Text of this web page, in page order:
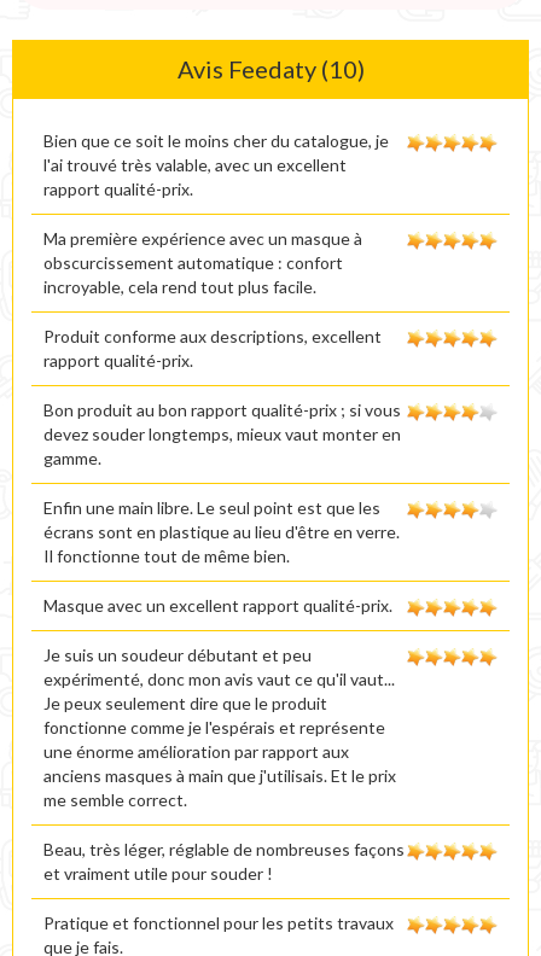
Avis Feedaty (10)
Bien que ce soit le moins cher du catalogue, je
l'ai trouvé très valable, avec un excellent
rapport qualité-prix.
Ma première expérience avec un masque à
obscurcissement automatique : confort
incroyable, cela rend tout plus facile.
Produit conforme aux descriptions, excellent
rapport qualité-prix.
Bon produit au bon rapport qualité-prix ; si vous
devez souder longtemps, mieux vaut monter en
gamme.
Enfin une main libre. Le seul point est que les
écrans sont en plastique au lieu d'être en verre.
Il fonctionne tout de même bien.
Masque avec un excellent rapport qualité-prix.
Je suis un soudeur débutant et peu
expérimenté, donc mon avis vaut ce qu'il vaut...
Je peux seulement dire que le produit
fonctionne comme je l'espérais et représente
une énorme amélioration par rapport aux
anciens masques à main que j'utilisais. Et le prix
me semble correct.
Beau, très léger, réglable de nombreuses façons
et vraiment utile pour souder !
Pratique et fonctionnel pour les petits travaux
que je fais.